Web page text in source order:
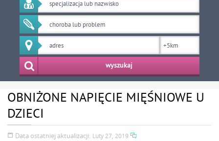
wyszukaj
OBNIŻONE NAPIĘCIE MIĘŚNIOWE U
DZIECI
Data ostatniej aktualizacji: Luty 27, 2019